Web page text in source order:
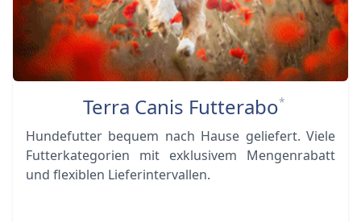
Terra Canis Futterabo*
Hundefutter bequem nach Hause geliefert. Viele
Futterkategorien mit exklusivem Mengenrabatt
und flexiblen Lieferintervallen.